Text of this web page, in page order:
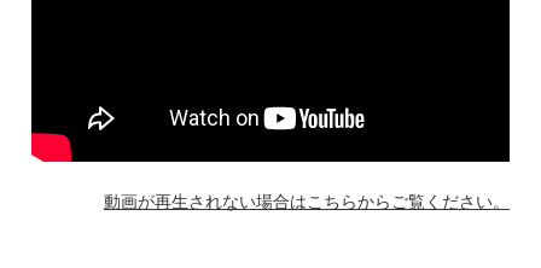
動画が再生されない場合はこちらからご覧ください。